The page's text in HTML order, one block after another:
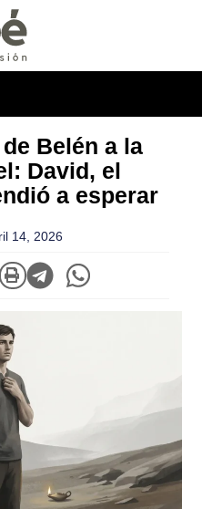
Belén a la
David, el
a esperar
14, 2026